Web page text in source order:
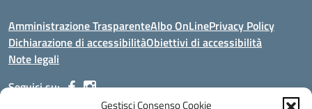
Gestisci Consenso Cookie
Amministrazione TrasparenteAlbo OnLinePrivacy Policy
Dichiarazione di accessibilitàObiettivi di accessibilità
Note legali
Seguici su: